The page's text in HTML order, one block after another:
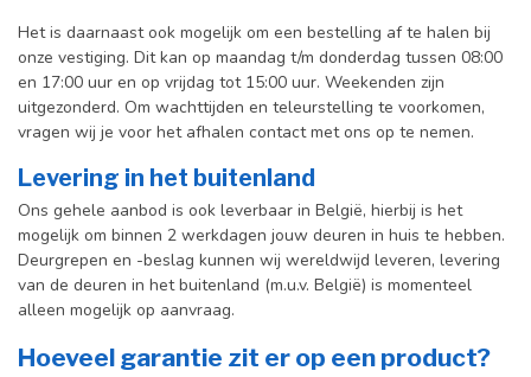
Het is daarnaast ook mogelijk om een bestelling af te halen bij
onze vestiging. Dit kan op maandag t/m donderdag tussen 08:00
en 17:00 uur en op vrijdag tot 15:00 uur. Weekenden zijn
uitgezonderd. Om wachttijden en teleurstelling te voorkomen,
vragen wij je voor het afhalen contact met ons op te nemen.
Levering in het buitenland
Ons gehele aanbod is ook leverbaar in België, hierbij is het
mogelijk om binnen 2 werkdagen jouw deuren in huis te hebben.
Deurgrepen en -beslag kunnen wij wereldwijd leveren, levering
van de deuren in het buitenland (m.u.v. België) is momenteel
alleen mogelijk op aanvraag.
Hoeveel garantie zit er op een product?